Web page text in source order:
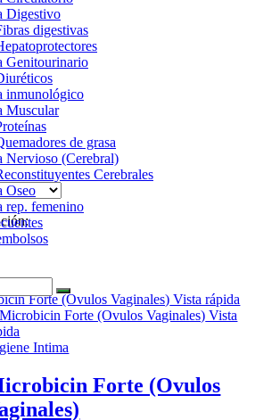
Digestivo
digestivas
Genitourinario
inmunológico
Muscular
de grasa
Nervioso (Cerebral)
Cerebrales
Oseo
rep. femenino
Vista rápida
Vista
Intima
Forte (Ovulos